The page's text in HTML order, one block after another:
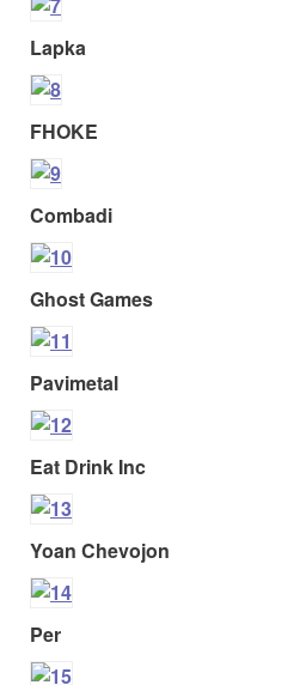
Lapka
FHOKE
Combadi
Ghost Games
Pavimetal
Eat Drink Inc
Yoan Chevojon
Per